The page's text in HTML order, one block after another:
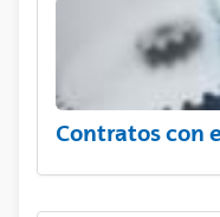
Contratos con